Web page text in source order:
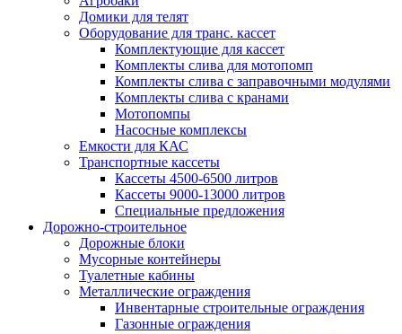
Домики для телят
Оборудование для транс. кассет
Комплектующие для кассет
Комплекты слива для мотопомп
Комплекты слива с заправочными модулями
Комплекты слива с кранами
Мотопомпы
Насосные комплексы
Емкости для КАС
Транспортные кассеты
Кассеты 4500-6500 литров
Кассеты 9000-13000 литров
Специальные предложения
Дорожно-строительное
Дорожные блоки
Мусорные контейнеры
Туалетные кабины
Металлические ограждения
Инвентарные строительные ограждения
Газонные ограждения